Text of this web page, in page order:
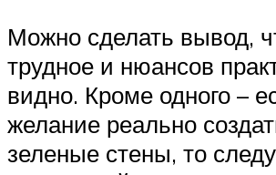
Можно сделать вывод,
трудное и нюансов
видно. Кроме одного –
желание реально
зеленые стены, то